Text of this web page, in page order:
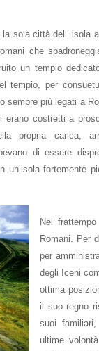
sola città dell’ isola
che
un tempio
tempio, per
sempre più legati a
costretti a
propria carica,
di essere
un’isola fortemente
Nel
Romani. Per
per
degli Iceni
ottima
il suo regno
suoi familiari,
ultime